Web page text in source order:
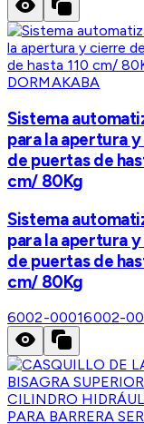
DORMAKABA
Sistema
para la apertura
de puertas de
cm/ 80Kg
Sistema
para la apertura
de puertas de
cm/ 80Kg
6002-00016002-